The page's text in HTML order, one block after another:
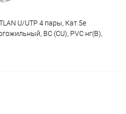
U/UTP 4 пары, Кат.5е
BC (CU), PVC нг(B),